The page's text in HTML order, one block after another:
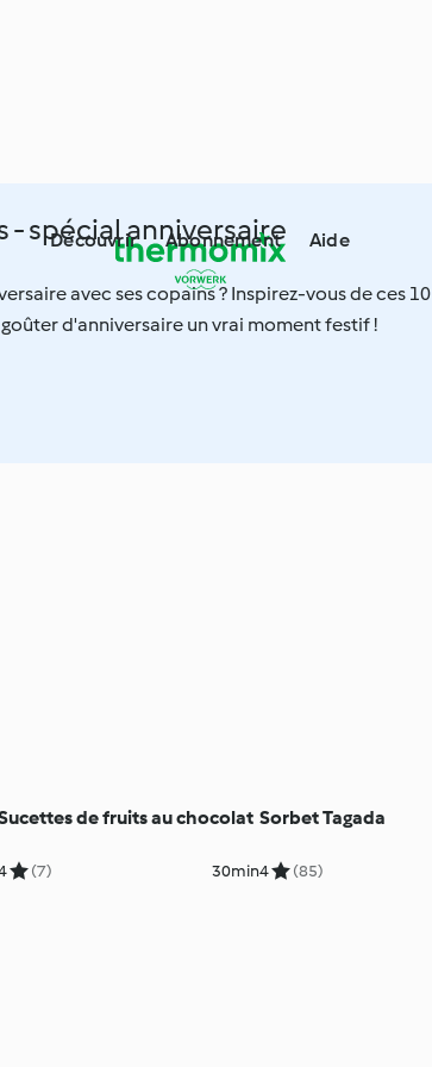
Découvrir Abonnement Aide
- spécial anniversaire
avec ses copains ? Inspirez-vous de ces 10
d'anniversaire un vrai moment festif !
de fruits au chocolat
(7) 30min
Sorbet Tagada
4 (85)